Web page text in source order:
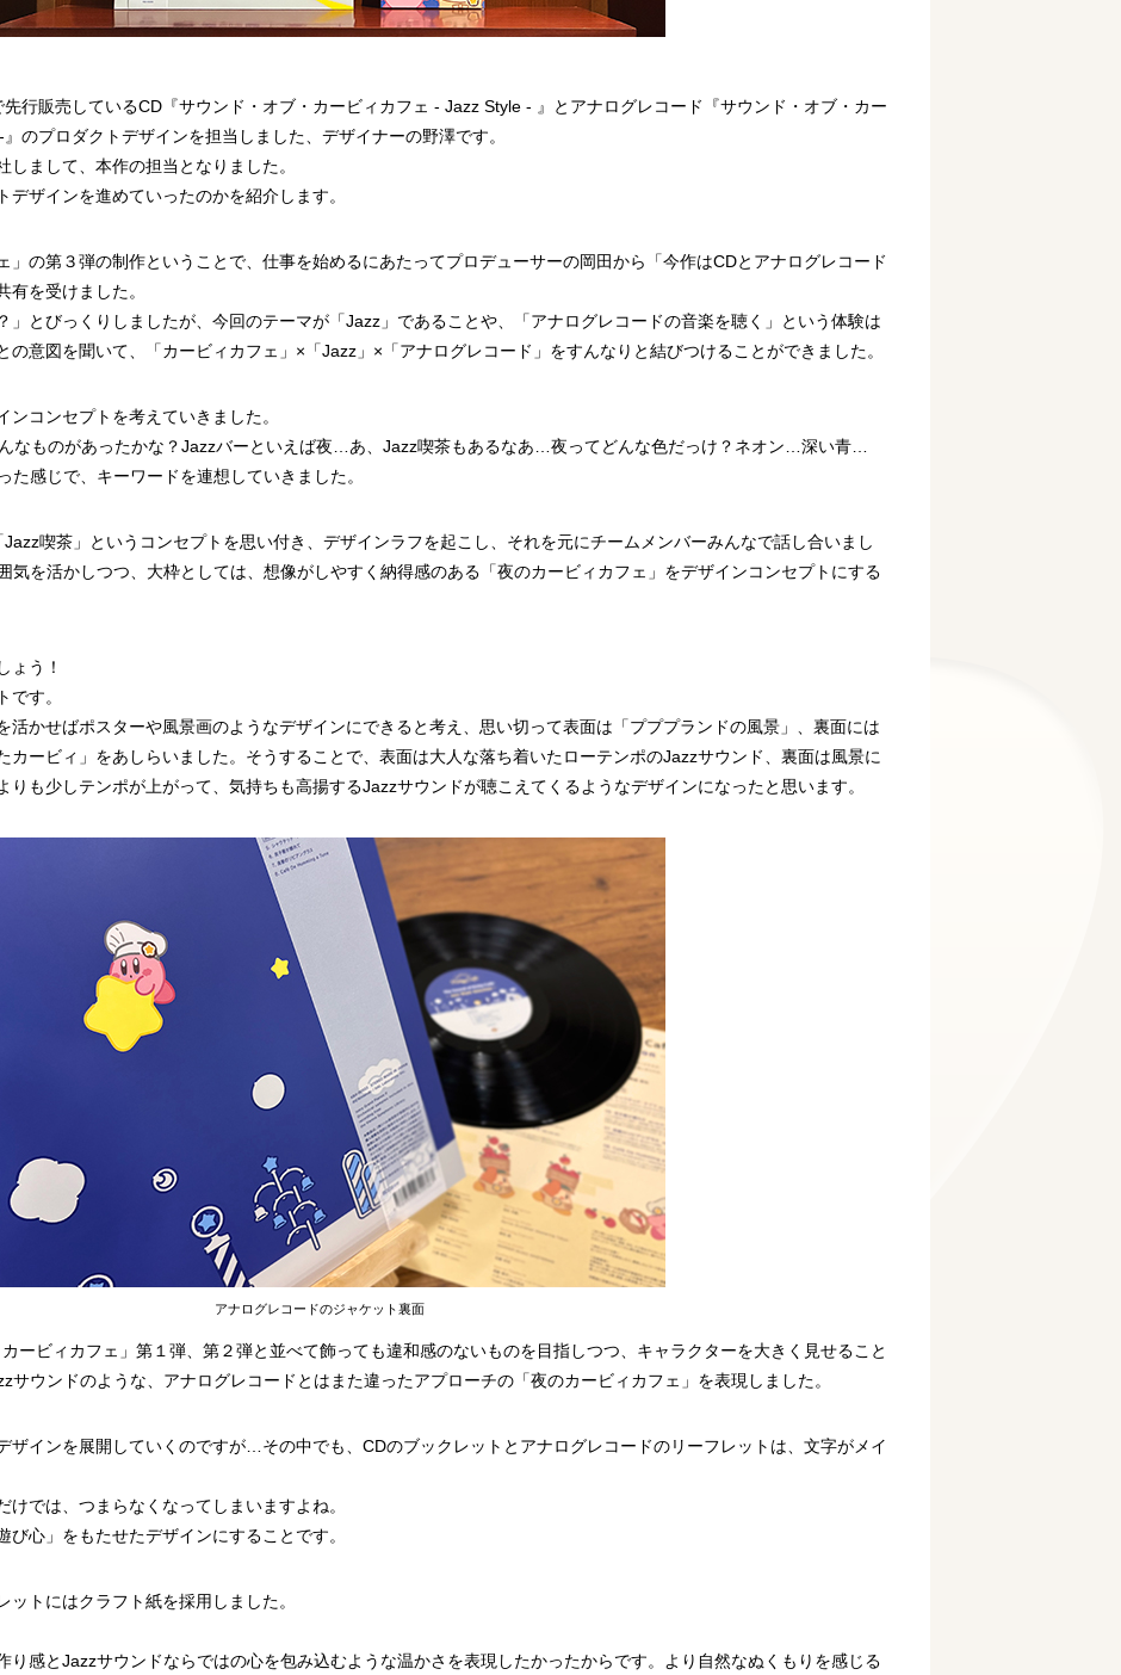
行販売しているCD『サウンド・オブ・カービィカフェ - Jazz Style - 』とアナログレコード『サウンド・オブ・カー
のプロダクトデザインを担当しました、デザイナーの野澤です。
まして、本作の担当となりました。
ザインを進めていったのかを紹介します。
」の第３弾の制作ということで、仕事を始めるにあたってプロデューサーの岡田から「今作はCDとアナログレコード
を受けました。
」とびっくりしましたが、今回のテーマが「Jazz」であることや、「アナログレコードの音楽を聴く」という体験は
の意図を聞いて、「カービィカフェ」×「Jazz」×「アナログレコード」をすんなりと結びつけることができました。
コンセプトを考えていきました。
なものがあったかな？Jazzバーといえば夜…あ、Jazz喫茶もあるなあ…夜ってどんな色だっけ？ネオン…深い青…
感じで、キーワードを連想していきました。
喫茶」というコンセプトを思い付き、デザインラフを起こし、それを元にチームメンバーみんなで話し合いまし
気を活かしつつ、大枠としては、想像がしやすく納得感のある「夜のカービィカフェ」をデザインコンセプトにする
ょう！
です。
活かせばポスターや風景画のようなデザインにできると考え、思い切って表面は「プププランドの風景」、裏面には
カービィ」をあしらいました。そうすることで、表面は大人な落ち着いたローテンポのJazzサウンド、裏面は風景に
りも少しテンポが上がって、気持ちも高揚するJazzサウンドが聴こえてくるようなデザインになったと思います。
アナログレコードのジャケット裏面
ービィカフェ」第１弾、第２弾と並べて飾っても違和感のないものを目指しつつ、キャラクターを大きく見せること
サウンドのような、アナログレコードとはまた違ったアプローチの「夜のカービィカフェ」を表現しました。
ザインを展開していくのですが…その中でも、CDのブックレットとアナログレコードのリーフレットは、文字がメイ
けでは、つまらなくなってしまいますよね。
心」をもたせたデザインにすることです。
ットにはクラフト紙を採用しました。
り感とJazzサウンドならではの心を包み込むような温かさを表現したかったからです。より自然なぬくもりを感じる